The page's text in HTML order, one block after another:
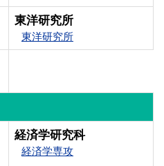
東洋研究所
東洋研究所
経済学研究科
経済学専攻